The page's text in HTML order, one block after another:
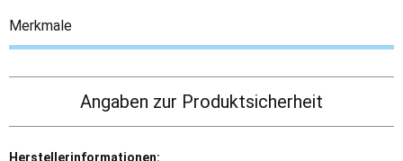
Merkmale
Angaben zur Produktsicherheit
Herstellerinformationen: